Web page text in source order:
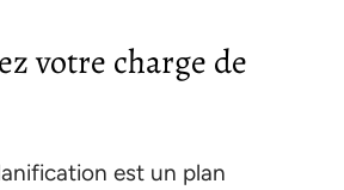
votre charge de
est un plan